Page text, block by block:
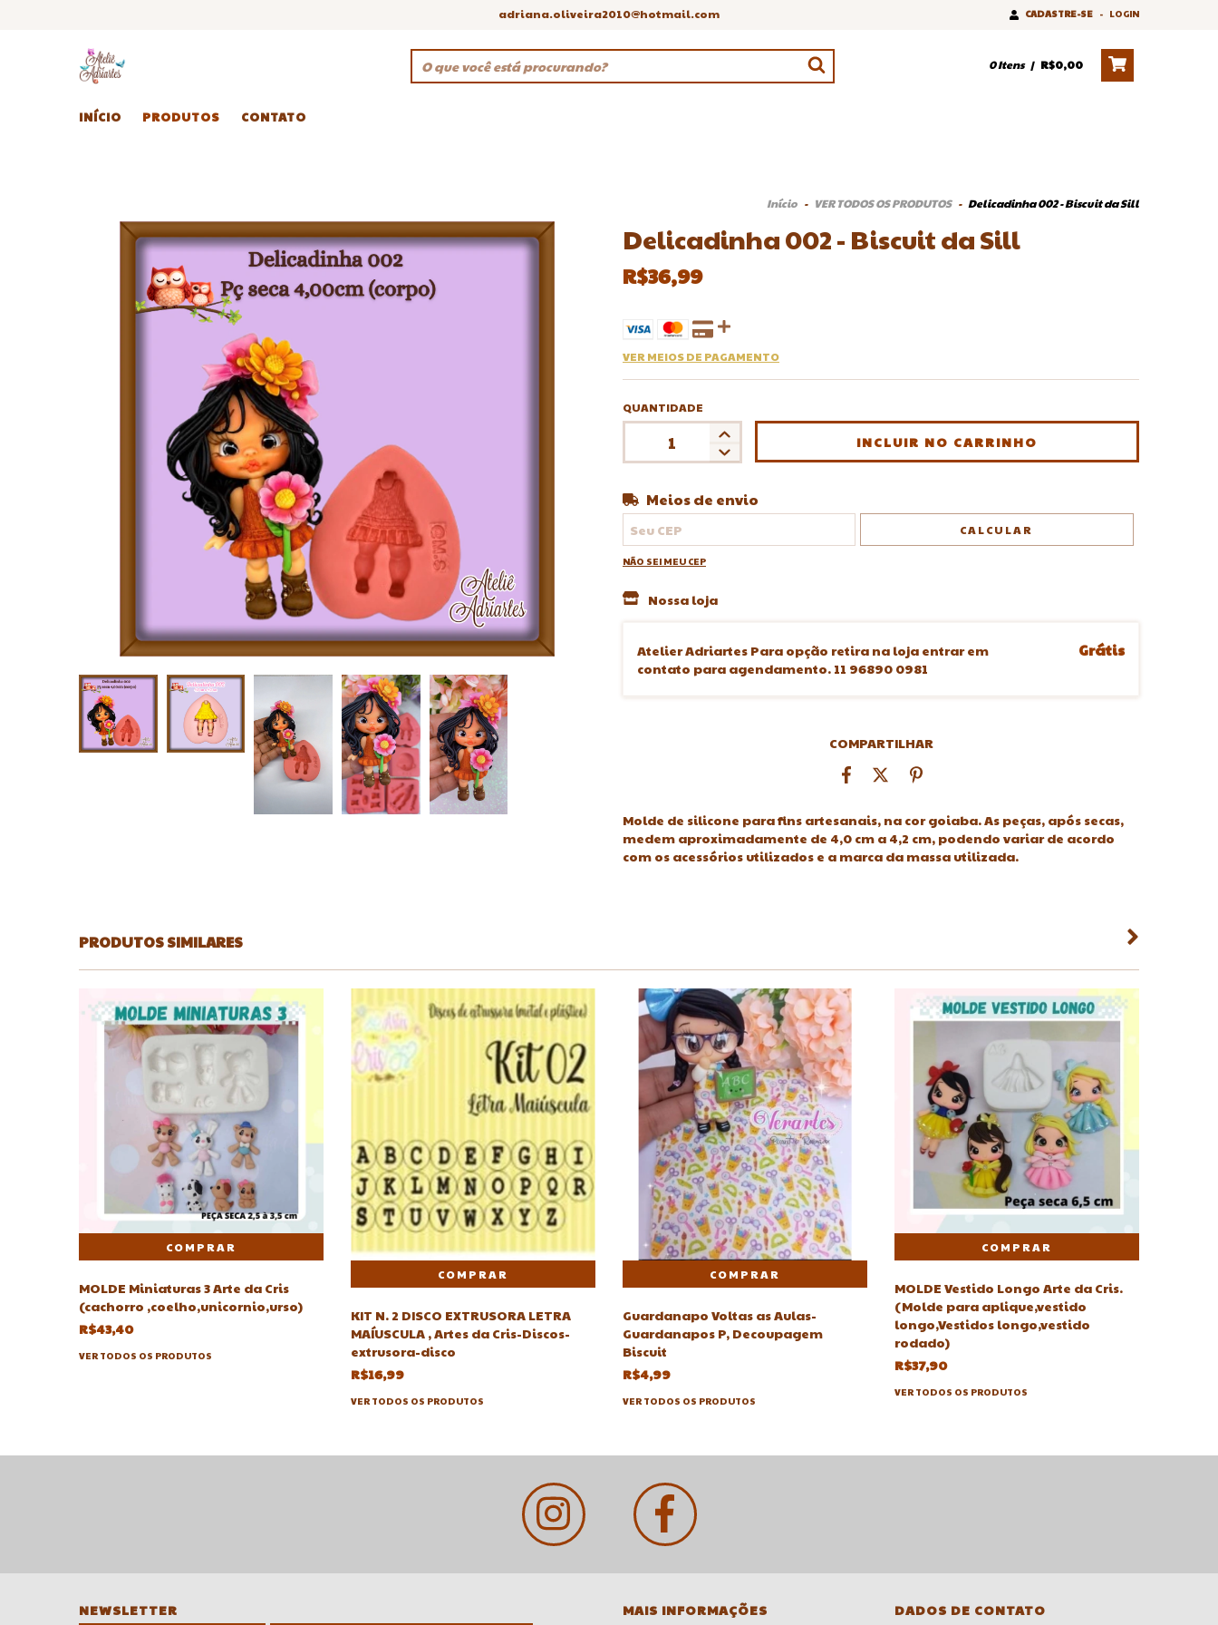
adriana.oliveira2010@hotmail.com CADASTRE-SE - LOGIN
0Itens | R$0,00
INÍCIO PRODUTOS CONTATO
Início - VER TODOS OS PRODUTOS - Delicadinha 002 - Biscuit da Sill
Delicadinha 002 - Biscuit da Sill
R$36,99
VER MEIOS DE PAGAMENTO
QUANTIDADE
Entregas para o CEP:
Meios de envio
CALCULAR
NÃO SEI MEU CEP
Nossa loja
Atelier Adriartes Para opção retira na loja entrar em
contato para agendamento. 11 96890 0981
Grátis
COMPARTILHAR
Molde de silicone para fins artesanais, na cor goiaba. As peças, após secas,
medem aproximadamente de 4,0 cm a 4,2 cm, podendo variar de acordo
com os acessórios utilizados e a marca da massa utilizada.
PRODUTOS SIMILARES
MOLDE Miniaturas 3 Arte da Cris
(cachorro ,coelho,unicornio,urso)
R$43,40
VER TODOS OS PRODUTOS
KIT N. 2 DISCO EXTRUSORA LETRA
MAÍUSCULA , Artes da Cris-Discos-
extrusora-disco
R$16,99
VER TODOS OS PRODUTOS
Guardanapo Voltas as Aulas-
Guardanapos P, Decoupagem
Biscuit
R$4,99
VER TODOS OS PRODUTOS
MOLDE Vestido Longo Arte da Cris.
(Molde para aplique,vestido
longo,Vestidos longo,vestido
rodado)
R$37,90
VER TODOS OS PRODUTOS
NEWSLETTER
MAIS INFORMAÇÕES
DADOS DE CONTATO